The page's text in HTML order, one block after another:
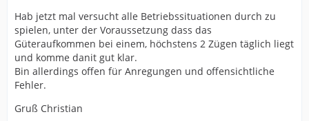
Hab jetzt mal versucht alle Betriebssituationen durch zu
spielen, unter der Voraussetzung dass das
Güteraufkommen bei einem, höchstens 2 Zügen täglich liegt
und komme danit gut klar.
Bin allerdings offen für Anregungen und offensichtliche
Fehler.
Gruß Christian